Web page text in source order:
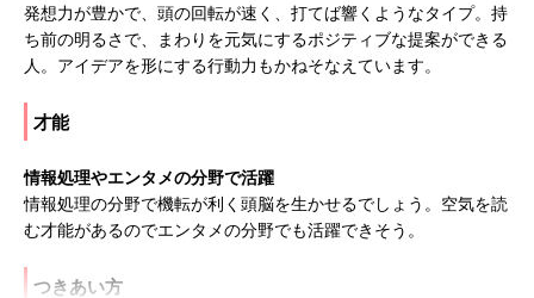
発想力が豊かで、頭の回転が速く、打てば響くようなタイプ。持
ち前の明るさで、まわりを元気にするポジティブな提案ができる
人。アイデアを形にする行動力もかねそなえています。
才能
情報処理やエンタメの分野で活躍
情報処理の分野で機転が利く頭脳を生かせるでしょう。空気を読
む才能があるのでエンタメの分野でも活躍できそう。
つきあい方